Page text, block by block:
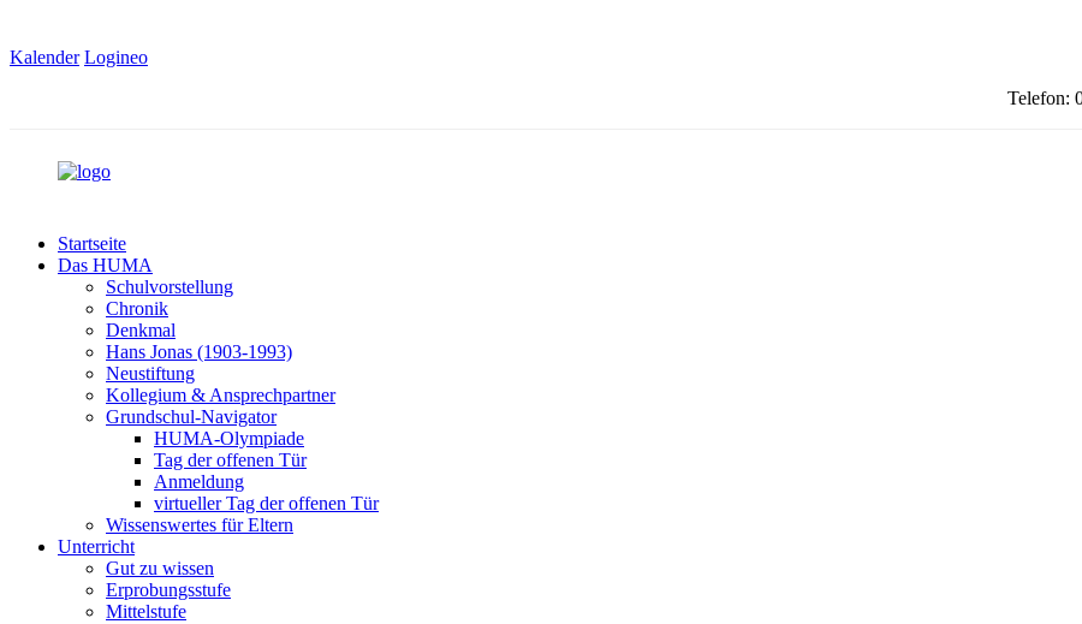
Kalender Logineo
Telefon:
Startseite
Das HUMA
Schulvorstellung
Chronik
Denkmal
Hans Jonas (1903-1993)
Neustiftung
Kollegium & Ansprechpartner
Grundschul-Navigator
HUMA-Olympiade
Tag der offenen Tür
Anmeldung
virtueller Tag der offenen Tür
Wissenswertes für Eltern
Unterricht
Gut zu wissen
Erprobungsstufe
Mittelstufe